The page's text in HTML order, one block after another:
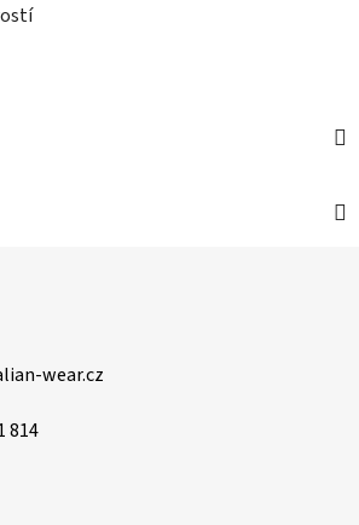
wear.cz
814